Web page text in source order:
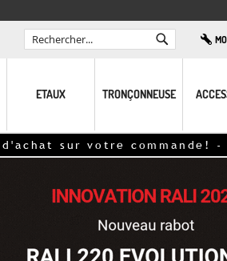
Rechercher
ETAUX TRONÇONNEUSE
commande! - hors